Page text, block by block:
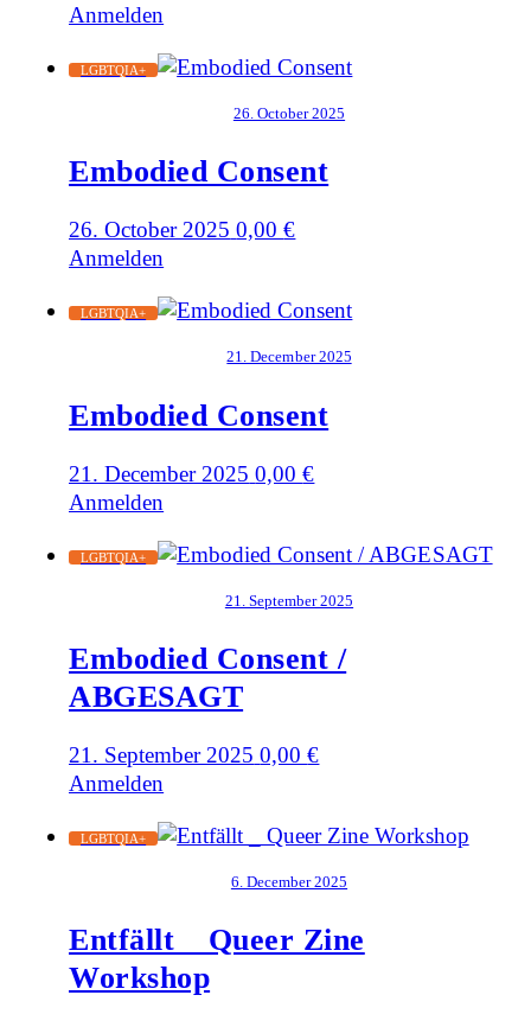
Anmelden
LGBTQIA+
26. October 2025
Embodied Consent
26. October 2025 0,00€
Anmelden
LGBTQIA+
21. December 2025
Embodied Consent
21. December 2025 0,00€
Anmelden
LGBTQIA+
21. September 2025
Embodied Consent /
ABGESAGT
21. September 2025 0,00€
Anmelden
LGBTQIA+
6. December 2025
Entfällt _ Queer Zine
Workshop